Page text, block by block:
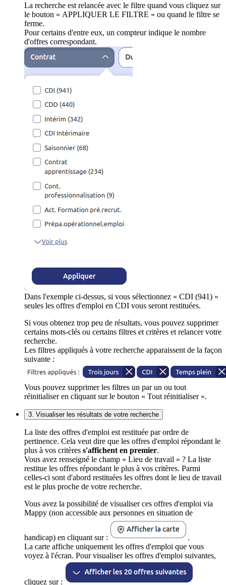
La recherche est relancée avec le filtre quand vous cliquez sur
le bouton « APPLIQUER LE FILTRE » ou quand le filtre se
ferme.
Pour certains d'entre eux, un compteur indique le nombre
d'offres correspondant.
Dans l'exemple ci-dessus, si vous sélectionnez « CDI (941) »
seules les offres d'emploi en CDI vous seront restituées.
Si vous obtenez trop peu de résultats, vous pouvez supprimer
certains mots-clés ou certains filtres et critères et relancer votre
recherche.
Les filtres appliqués à votre recherche apparaissent de la façon
suivante :
Vous pouvez supprimer les filtres un par un ou tout
réinitialiser en cliquant sur le bouton « Tout réinitialiser ».
3. Visualiser les résultats de votre recherche
La liste des offres d'emploi est restituée par ordre de
pertinence. Cela veut dire que les offres d'emploi répondant le
plus à vos critères s'affichent en premier.
Vous avez renseigné le champ « Lieu de travail » ? La liste
restitue les offres répondant le plus à vos critères. Parmi
celles-ci sont d'abord restituées les offres dont le lieu de travail
est le plus proche de votre recherche.
Vous avez la possibilité de visualiser ces offres d'emploi via
Mappy (non accessible aux personnes en situation de
handicap) en cliquant sur :
.
La carte affiche uniquement les offres d'emploi que vous
voyez à l'écran. Pour visualiser les offres d'emploi suivantes,
cliquez sur :